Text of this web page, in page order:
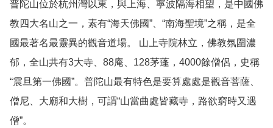
普陀山位於杭州灣以東，與上海、寧波隔海相望，是中國佛
教四大名山之一，素有“海天佛國”、“南海聖境”之稱，是全
國最著名最靈異的觀音道場。 山上寺院林立，佛教氛圍濃
郁，全山共有3大寺、88庵、128茅蓬，4000餘僧侶，史稱
“震旦第一佛國”。普陀山最有特色是要算處處是觀音菩薩、
僧尼、大廟和大樹，可謂“山當曲處皆藏寺，路欲窮時又遇
僧”。